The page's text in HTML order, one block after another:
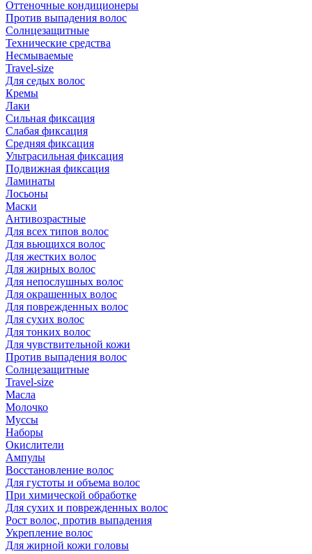
Оттеночные кондиционеры
Против выпадения волос
Солнцезащитные
Технические средства
Несмываемые
Travel-size
Для седых волос
Кремы
Лаки
Сильная фиксация
Слабая фиксация
Средняя фиксация
Ультрасильная фиксация
Подвижная фиксация
Ламинаты
Лосьоны
Маски
Антивозрастные
Для всех типов волос
Для вьющихся волос
Для жестких волос
Для жирных волос
Для непослушных волос
Для окрашенных волос
Для поврежденных волос
Для сухих волос
Для тонких волос
Для чувствительной кожи
Против выпадения волос
Солнцезащитные
Travel-size
Масла
Молочко
Муссы
Наборы
Окислители
Ампулы
Восстановление волос
Для густоты и объема волос
При химической обработке
Для сухих и поврежденных волос
Рост волос, против выпадения
Укрепление волос
Для жирной кожи головы